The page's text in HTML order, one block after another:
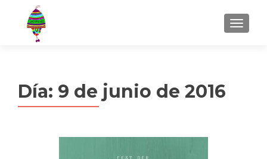
MENU
Día: 9 de junio de 2016